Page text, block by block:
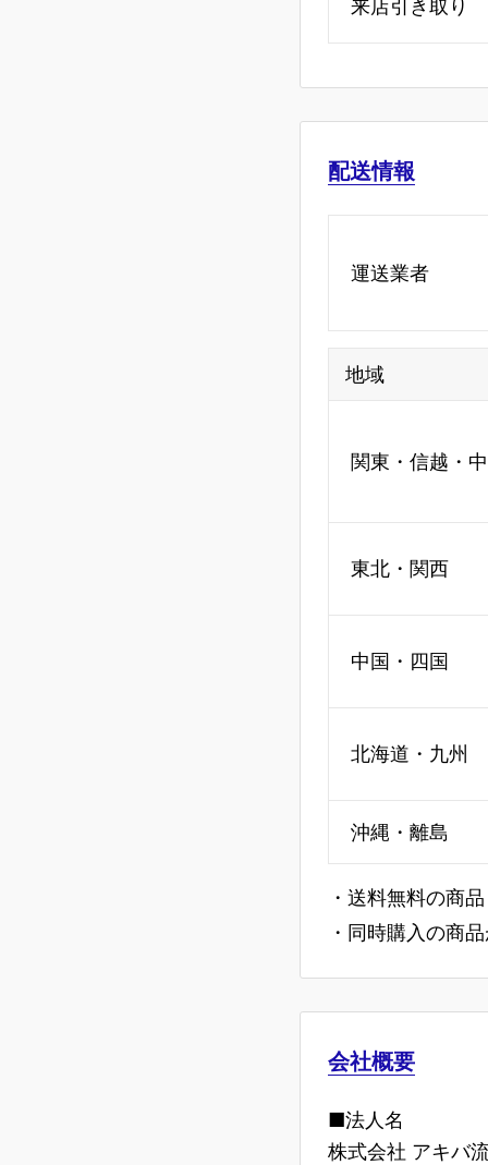
来店引き取り
配送情報
運送業者
地域
関東・信越・
東北・関西
中国・四国
北海道・九州
沖縄・離島
・送料無料の商
・同時購入の商
会社概要
■法人名
株式会社 アキバ